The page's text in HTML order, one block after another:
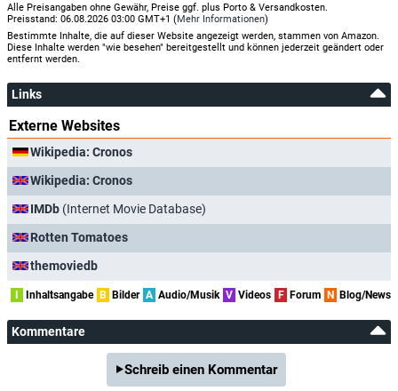
Alle Preisangaben ohne Gewähr, Preise ggf. plus Porto & Versandkosten.
Preisstand: 06.08.2026 03:00 GMT+1 (Mehr Informationen)
Bestimmte Inhalte, die auf dieser Website angezeigt werden, stammen von Amazon.
Diese Inhalte werden "wie besehen" bereitgestellt und können jederzeit geändert oder
entfernt werden.
Links
Externe Websites
Wikipedia: Cronos
Wikipedia: Cronos
IMDb (Internet Movie Database)
Rotten Tomatoes
themoviedb
I Inhaltsangabe B Bilder A Audio/Musik V Videos F Forum N Blog/News
Kommentare
Schreib einen Kommentar